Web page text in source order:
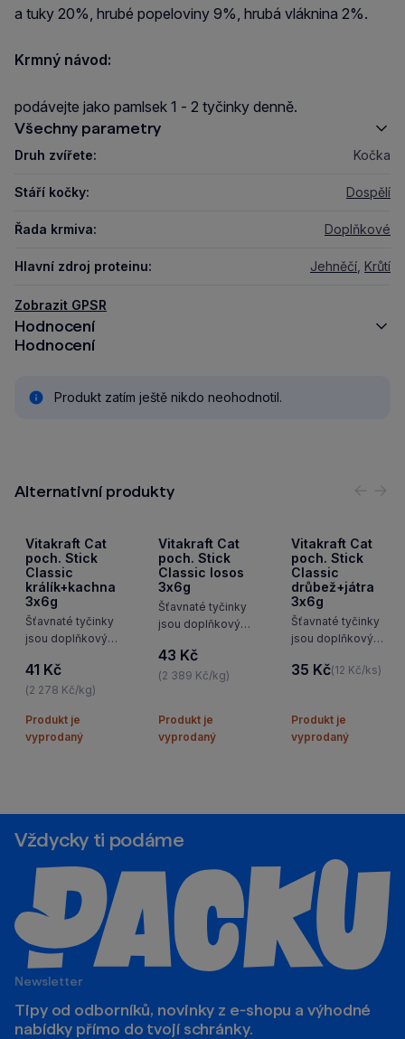
a tuky 20%, hrubé popeloviny 9%, hrubá vláknina 2%.
Krmný návod:
podávejte jako pamlsek 1 - 2 tyčinky denně.
Všechny parametry
Druh zvířete: Kočka
Stáří kočky: Dospělí
Řada krmiva: Doplňkové
Hlavní zdroj proteinu: Jehněčí Krůtí
Zobrazit GPSR
Hodnocení
Hodnocení
Produkt zatím ještě nikdo neohodnotil.
Alternativní produkty
Vitakraft Cat
poch. Stick
Classic
králík+kachna
3x6g
Šťavnaté tyčinky
jsou doplňkový
kočky s masem
z králíka a kachny.
41 Kč
(2 278 Kč/kg)
Produkt je
vyprodaný
Vitakraft Cat
poch. Stick
Classic losos
3x6g
Šťavnaté tyčinky
jsou doplňkový
kočky s masem
z lososa a pstruha.
43 Kč
(2 389 Kč/kg)
Produkt je
vyprodaný
Vitakraft Cat
poch. Stick
Classic
drůbež+játra
3x6g
Šťavnaté tyčinky
jsou doplňkový
kočky s drůbežím
35 Kč(12 Kč/ks)
Produkt je
vyprodaný
Vždycky ti podáme
Newsletter
Tipy od odborníků, novinky z e‑shopu a výhodné
nabídky přímo do tvojí schránky.